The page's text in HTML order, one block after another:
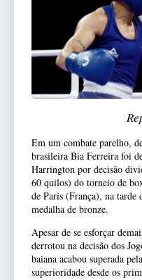
Em um combate parelho,
brasileira Bia Ferreira foi
Harrington por decisão
60 quilos) do torneio de
de Paris (França), na tarde
medalha de bronze.
Apesar de se esforçar
derrotou na decisão dos
baiana acabou superada
superioridade desde os